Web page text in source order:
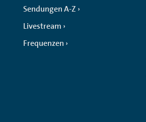
Sendungen A-Z
Livestream
Frequenzen